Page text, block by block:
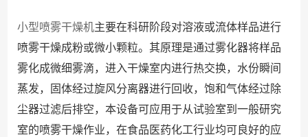
小型喷雾干燥机主要在科研阶段对溶液或流体样品进行
喷雾干燥成粉或微小颗粒。其原理是通过雾化器将样品
雾化成微细雾滴，进入干燥室内进行热交换，水份瞬间
蒸发，固体经过旋风分离器进行回收，饱和气体经过除
尘器过滤后排空，本设备可应用于从试验室到一般研究
室的喷雾干燥作业，在食品医药化工行业均可良好的应